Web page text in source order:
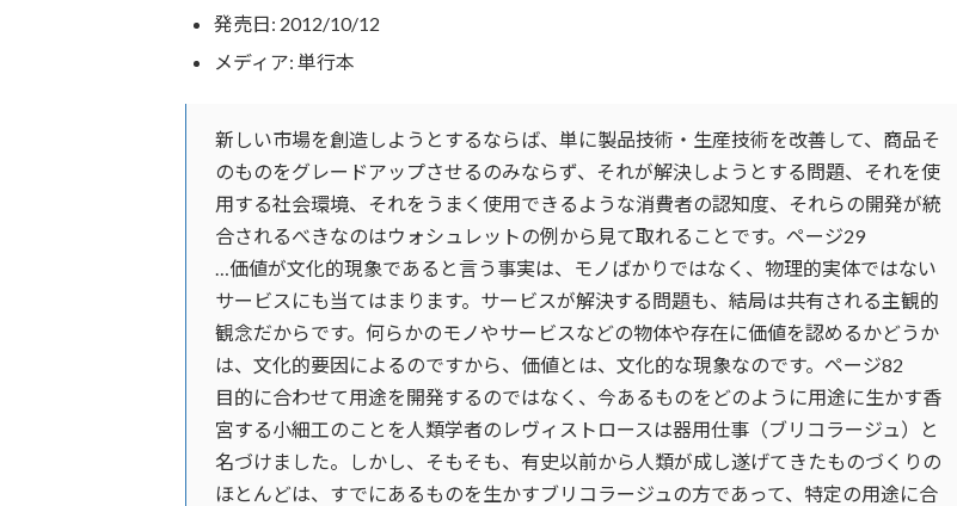
発売日: 2012/10/12
メディア: 単行本
新しい市場を創造しようとするならば、単に製品技術・生産技術を改善して、商品そ
のものをグレードアップさせるのみならず、それが解決しようとする問題、それを使
用する社会環境、それをうまく使用できるような消費者の認知度、それらの開発が統
合されるべきなのはウォシュレットの例から見て取れることです。ページ29
…価値が文化的現象であると言う事実は、モノばかりではなく、物理的実体ではない
サービスにも当てはまります。サービスが解決する問題も、結局は共有される主観的
観念だからです。何らかのモノやサービスなどの物体や存在に価値を認めるかどうか
は、文化的要因によるのですから、価値とは、文化的な現象なのです。ページ82
目的に合わせて用途を開発するのではなく、今あるものをどのように用途に生かす香
宮する小細工のことを人類学者のレヴィストロースは器用仕事（ブリコラージュ）と
名づけました。しかし、そもそも、有史以前から人類が成し遂げてきたものづくりの
ほとんどは、すでにあるものを生かすブリコラージュの方であって、特定の用途に合